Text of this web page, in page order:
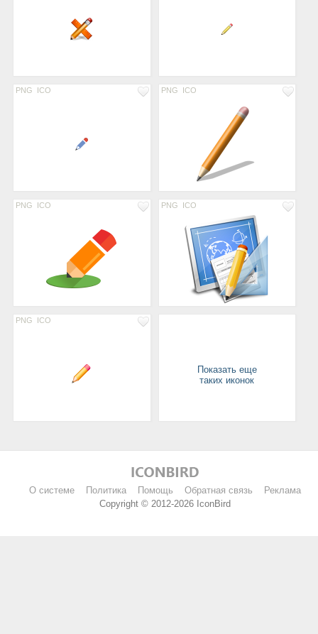
PNG ICO PNG ICO
PNG ICO PNG ICO
PNG ICO
Показать еще
таких иконок
О системе Политика Помощь Обратная связь
Реклама
Copyright © 2012-2026 IconBird